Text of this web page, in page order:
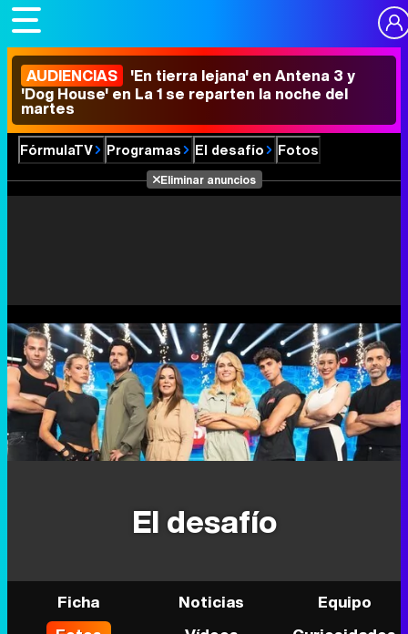
AUDIENCIAS 'En tierra lejana' en Antena 3 y
'Dog House' en La 1 se reparten la noche del
martes
FórmulaTV Programas El desafío Fotos
Eliminar anuncios
El desafío
Ficha Noticias
Equipo